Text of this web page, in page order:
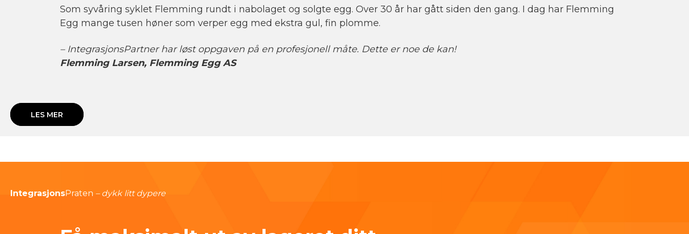
Som syvåring syklet Flemming rundt i nabolaget og solgte egg. Over 30 år har gått siden den gang. I dag har Flemming
Egg mange tusen høner som verper egg med ekstra gul, fin plomme.
– IntegrasjonsPartner har løst oppgaven på en profesjonell måte. Dette er noe de kan!
Flemming Larsen, Flemming Egg AS
LES MER
IntegrasjonsPraten – dykk litt dypere